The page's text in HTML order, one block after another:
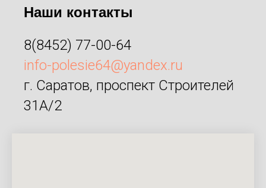
Наши контакты
8(8452) 77-00-64
info-polesie64@yandex.ru
г. Саратов, проспект Строителей
31А/2